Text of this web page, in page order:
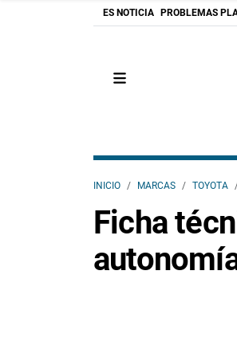
ES NOTICIA PROBLEMAS
INICIO MARCAS TOYOTA
Ficha